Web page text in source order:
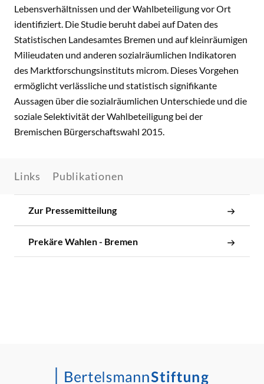
Lebensverhältnissen und der Wahlbeteiligung vor Ort
identifiziert. Die Studie beruht dabei auf Daten des
Statistischen Landesamtes Bremen und auf kleinräumigen
Milieudaten und anderen sozialräumlichen Indikatoren
des Marktforschungsinstituts microm. Dieses Vorgehen
ermöglicht verlässliche und statistisch signifikante
Aussagen über die sozialräumlichen Unterschiede und die
soziale Selektivität der Wahlbeteiligung bei der
Bremischen Bürgerschaftswahl 2015.
Links Publikationen
Zur Pressemitteilung
Prekäre Wahlen - Bremen